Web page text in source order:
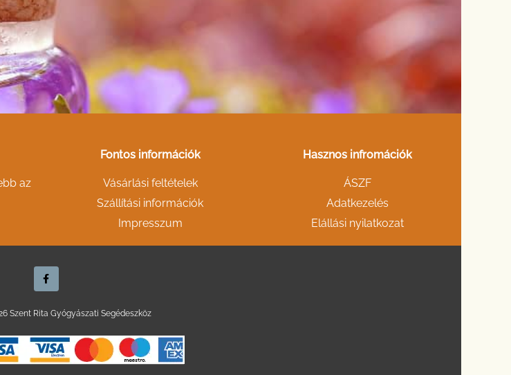
az
Fontos információk
Vásárlási feltételek
Szállítási információk
Impresszum
Hasznos infromációk
ÁSZF
Adatkezelés
Elállási nyilatkozat
a
c
e
o
-
f
Szent Rita Gyógyászati Segédeszköz